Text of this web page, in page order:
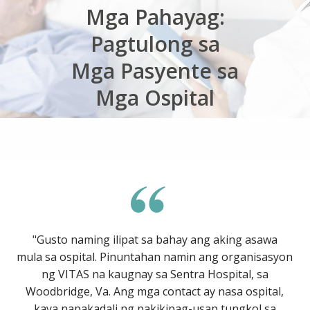
Mga Pahayag:
Pagtulong sa
Mga Pasyente sa
Mga Ospital
"Gusto naming ilipat sa bahay ang aking asawa
mula sa ospital. Pinuntahan namin ang organisasyon
ng VITAS na kaugnay sa Sentra Hospital, sa
Woodbridge, Va. Ang mga contact ay nasa ospital,